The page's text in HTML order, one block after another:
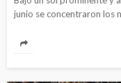
junio se concentraron los